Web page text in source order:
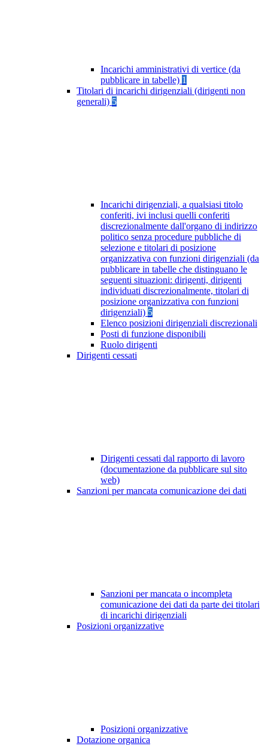
Incarichi amministrativi di vertice (da
pubblicare in tabelle) 1
Titolari di incarichi dirigenziali (dirigenti non
generali) 5
Incarichi dirigenziali, a qualsiasi titolo
conferiti, ivi inclusi quelli conferiti
discrezionalmente dall'organo di indirizzo
politico senza procedure pubbliche di
selezione e titolari di posizione
organizzativa con funzioni dirigenziali (da
pubblicare in tabelle che distinguano le
seguenti situazioni: dirigenti, dirigenti
individuati discrezionalmente, titolari di
posizione organizzativa con funzioni
dirigenziali) 5
Elenco posizioni dirigenziali discrezionali
Posti di funzione disponibili
Ruolo dirigenti
Dirigenti cessati
Dirigenti cessati dal rapporto di lavoro
(documentazione da pubblicare sul sito
web)
Sanzioni per mancata comunicazione dei dati
Sanzioni per mancata o incompleta
comunicazione dei dati da parte dei titolari
di incarichi dirigenziali
Posizioni organizzative
Posizioni organizzative
Dotazione organica